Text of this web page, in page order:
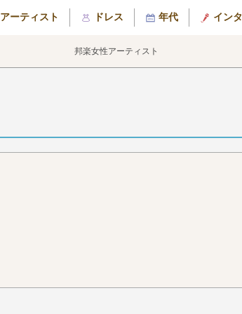
アーティスト ドレス 年代 イン
邦楽女性アーティスト